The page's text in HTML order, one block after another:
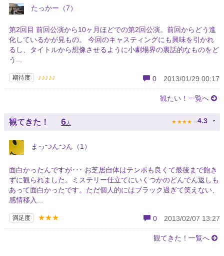
たっかー（7）
第2回目 前回公演から10ヶ月ほどでの第2回公演。前回からどう進
化しているかが見もの。 今回のキャスティングにも興味を引かれ
るし、タイトルから想像させるように小劇場界の裏話的なものをど
う...
期待度 ♪♪♪♪♪ 0 2013/01/29 00:17
観たい！一覧へ
観てきた！ 6 人 ★ ★ ★ ★ ★ 4.3
まっつんつん（1）
面白かったんですが･･･ お芝居自体はテンポも良くて最後まで飽き
ずに観られました。ミステリー仕立てにいくつかのどんでん返しも
あって面白かったです。ただ個人的にはブラック過ぎて笑えない、
感情移入...
満足度 ★★★ 0 2013/02/07 13:27
観てきた！一覧へ